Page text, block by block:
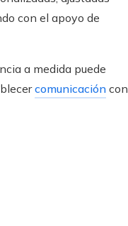
con el apoyo de
a medida puede
comunicación con